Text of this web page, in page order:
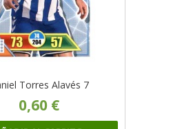
Torres Alavés 7
0,60 €